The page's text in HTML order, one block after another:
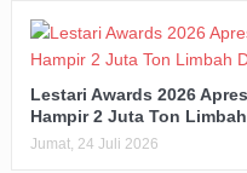
Lestari Awards 2026
Hampir 2 Juta Ton
Jumat, 24 Juli 2026